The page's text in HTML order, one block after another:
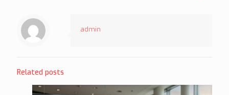
admin
Related posts